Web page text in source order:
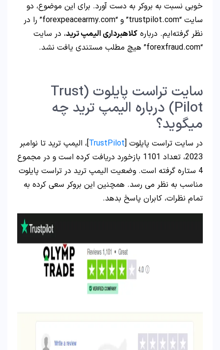
خوبی نسبت به بروکر به دست آورد. برای این موضوع، دو
سایت “trustpilot.com” و “forexpeacearmy.com” را در
نظر گرفته‌ایم. درباره کلاهبرداری الیمپ ترید، در سایت
“forexfraud.com” هیچ مطلب مستندی یافت نشد.
سایت تراست پایلوت (Trust
Pilot) درباره الیمپ ترید چه
میگوید؟
در سایت تراست پایلوت [TrustPilot]، الیمپ ترید تا نوامبر
2023، تعداد 1101 بازخورد دریافت کرده است و در مجموع
4 ستاره گرفته است. وضعیت الیمپ ترید در تراست پایلوت
مناسب به نظر می رسد. همچنین این بروکر سعی کرده به
تمام نظرات، کابران پاسخ بدهد.